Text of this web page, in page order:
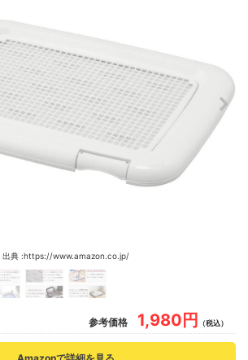
出典 :https://www.amazon.co.jp/
参考価格 1,980円 （税込）